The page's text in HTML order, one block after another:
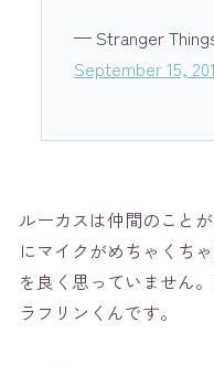
— Stranger
September 15,
ルーカスは仲間のこと
にマイクがめちゃくち
を良く思っていません
ラフリンくんです。